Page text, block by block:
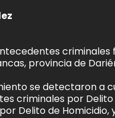
provincia de
se detectaron a
criminales por Delito
Delito de